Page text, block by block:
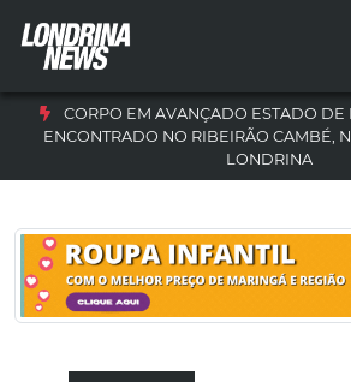
CORPO EM AVANÇADO ESTADO DE
ENCONTRADO NO RIBEIRÃO CAMBÉ,
LONDRINA